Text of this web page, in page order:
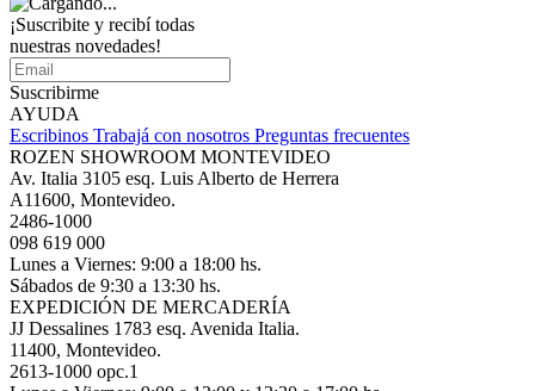
¡Suscribite y recibí todas
nuestras novedades!
Suscribirme
AYUDA
Escribinos Trabajá con nosotros Preguntas frecuentes
ROZEN SHOWROOM MONTEVIDEO
Av. Italia 3105 esq. Luis Alberto de Herrera
A11600, Montevideo.
2486-1000
098 619 000
Lunes a Viernes: 9:00 a 18:00 hs.
Sábados de 9:30 a 13:30 hs.
EXPEDICIÓN DE MERCADERÍA
JJ Dessalines 1783 esq. Avenida Italia.
11400, Montevideo.
2613-1000 opc.1